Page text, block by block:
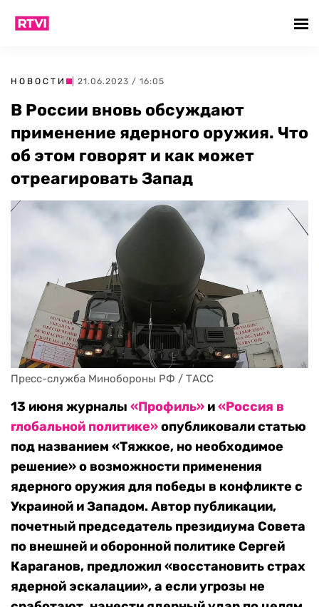
НОВОСТИ | 21.06.2023 / 16:05
В России вновь обсуждают
применение ядерного оружия. Что
об этом говорят и как может
отреагировать Запад
Пресс-служба Минобороны РФ / ТАСС
13 июня журналы «Профиль» и«Россия в
глобальной политике»опубликовали статью
под названием «Тяжкое, но необходимое
решение»о возможности применения
ядерного оружия для победы в конфликте с
Украиной и Западом. Автор публикации,
почетный председатель президиума Совета
по внешней и оборонной политике Сергей
Караганов, предложил «восстановить страх
ядерной эскалации», а если угрозы не